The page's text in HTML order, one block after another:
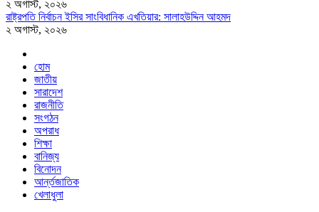
২ অগাস্ট, ২০২৬
রাষ্ট্রপতি নির্বাচন ইসির সাংবিধানিক এখতিয়ার: সালাহউদ্দিন আহমদ
২ অগাস্ট, ২০২৬
হোম
জাতীয়
সারাদেশ
রাজনীতি
সংগঠন
অপরাধ
শিক্ষা
বানিজ্য
বিনোদন
আর্ন্তজাতিক
খেলাধুলা